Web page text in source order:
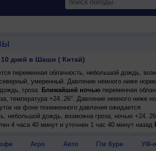
10 дней в Шаши ( Китай)
переменная облачность, небольшой дождь,
северный, умеренный. Давление немного ниже
гроза. Ближайшей ночьюпеременная
температура +24..26°. Давление немного ниже
на фоне пониженного давления ожидается
небольшой дождь, возможна гроза; ночью
восточный, умеренный.
восточный, умеренный.
4 часа 40 минут и уточнен 1 час 40 минут назад
Агро Авто Г/м бури УФ-